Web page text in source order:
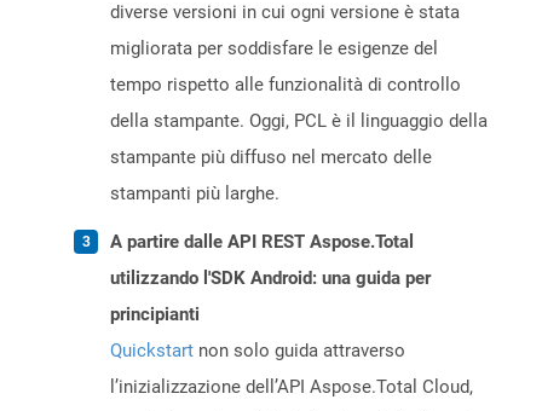
diverse versioni in cui ogni versione è stata
migliorata per soddisfare le esigenze del
tempo rispetto alle funzionalità di controllo
della stampante. Oggi, PCL è il linguaggio della
stampante più diffuso nel mercato delle
stampanti più larghe.
A partire dalle API REST Aspose.Total
utilizzando l'SDK Android: una guida per
principianti
Quickstart non solo guida attraverso
l’inizializzazione dell’API Aspose.Total Cloud,